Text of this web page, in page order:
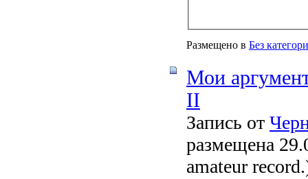
Размещено в Без
Мои
II
Запись от
размещена
amateur